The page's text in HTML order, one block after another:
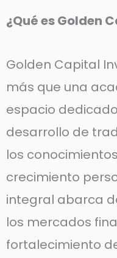
¿Qué es Golden
Golden Capital
más que una
espacio
desarrollo de
los
crecimiento
integral abarca
los mercados
fortalecimiento